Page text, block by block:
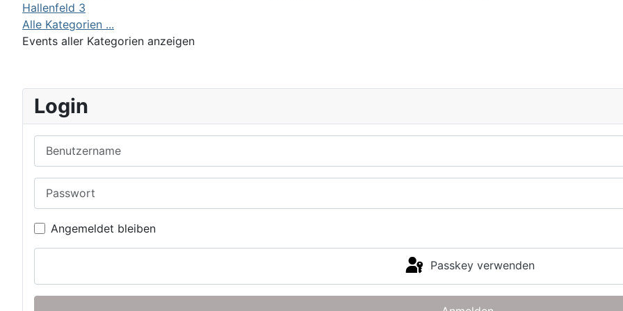
Hallenfeld 3
Alle Kategorien ...
Events aller Kategorien anzeigen
Login
Angemeldet bleiben
Passkey verwenden